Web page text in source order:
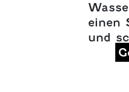
einen
und